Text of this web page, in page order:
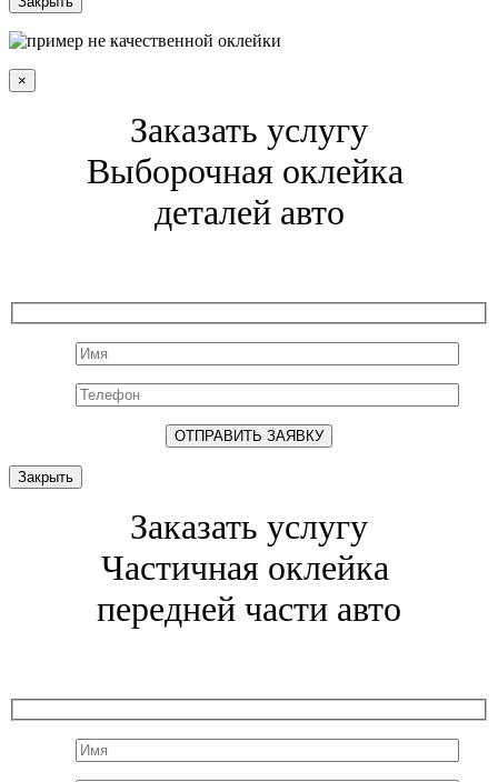
×
Заказать услугу
Выборочная оклейка
деталей авто
Закрыть
Заказать услугу
Частичная оклейка
передней части авто